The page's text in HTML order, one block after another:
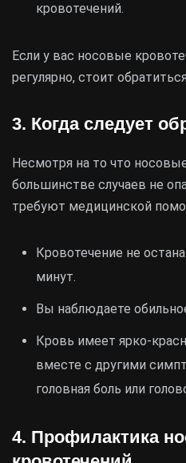
кровотечений.
Если у вас носовые
регулярно, стоит
3. Когда следует
Несмотря на то что
большинстве случаев не
требуют медицинской
Кровотечение не
минут.
Вы наблюдаете
Кровь имеет ярко-
вместе с другими
головная боль или
4. Профилактика